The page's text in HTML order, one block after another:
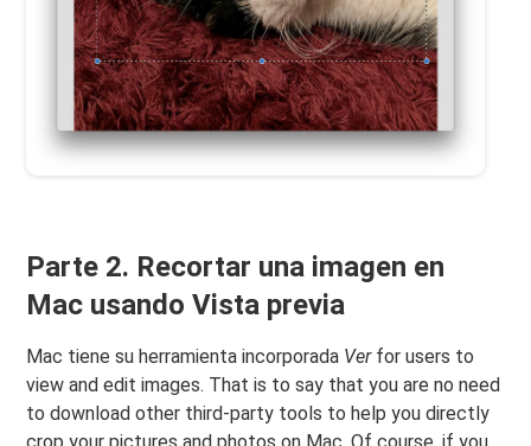
Parte 2. Recortar una imagen en
Mac usando Vista previa
Mac tiene su herramienta incorporada Verfor users to
view and edit images. That is to say that you are no need
to download other third-party tools to help you directly